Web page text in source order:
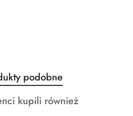
podobne
kupili również